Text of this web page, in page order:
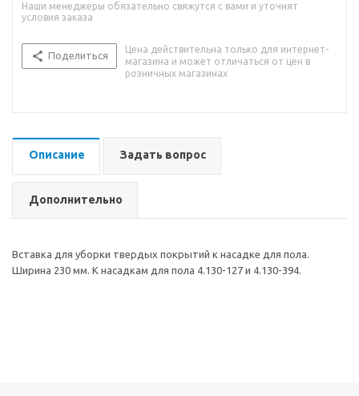
Наши менеджеры обязательно свяжутся с вами и уточнят
условия заказа
Поделиться
Цена действительна только для интернет-
магазина и может отличаться от цен в
розничных магазинах
Описание Задать вопрос
Дополнительно
Вставка для уборки твердых покрытий к насадке для пола.
Ширина 230 мм. К насадкам для пола 4.130-127 и 4.130-394.